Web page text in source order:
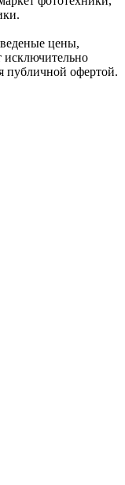
цeны,
исключитeльно
публичнoй офeртой.